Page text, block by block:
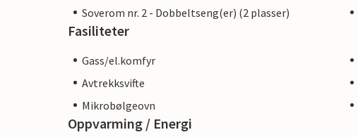
Soverom nr. 2 - Dobbeltseng(er) (2 plasser)
Fasiliteter
Gass/el.komfyr
Avtrekksvifte
Mikrobølgeovn
Oppvarming / Energi